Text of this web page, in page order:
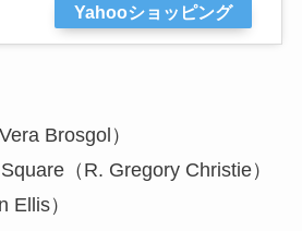
Yahooショッピング
Brosgol）
（R. Gregory Christie）
Ellis）